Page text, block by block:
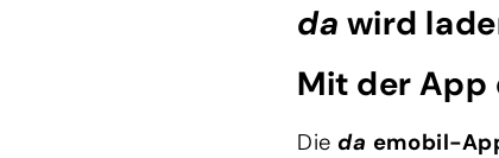
da wird
Mit der
Die da emobil-